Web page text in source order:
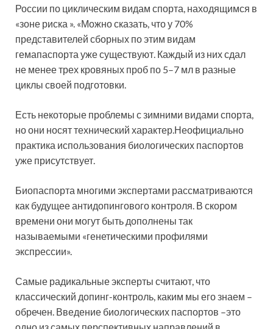
России по циклическим видам спорта, находящимся в
«зоне риска ». «Можно сказать, что у 70%
представителей сборных по этим видам
гемапаспорта уже существуют. Каждый из них сдал
не менее трех кровяных проб по 5–7 мл в разные
циклы своей подготовки.
Есть некоторые проблемы с зимними видами спорта,
но они носят технический характер.Неофициально
практика использования биологических паспортов
уже присутствует.
Биопаспорта многими экспертами рассматриваются
как будущее антидопингового контроля. В скором
времени они могут быть дополнены так
называемыми «генетическими профилями
экспрессии».
Самые радикальные эксперты считают, что
классический допинг-контроль, каким мы его знаем –
обречен. Введение биологических паспортов –это